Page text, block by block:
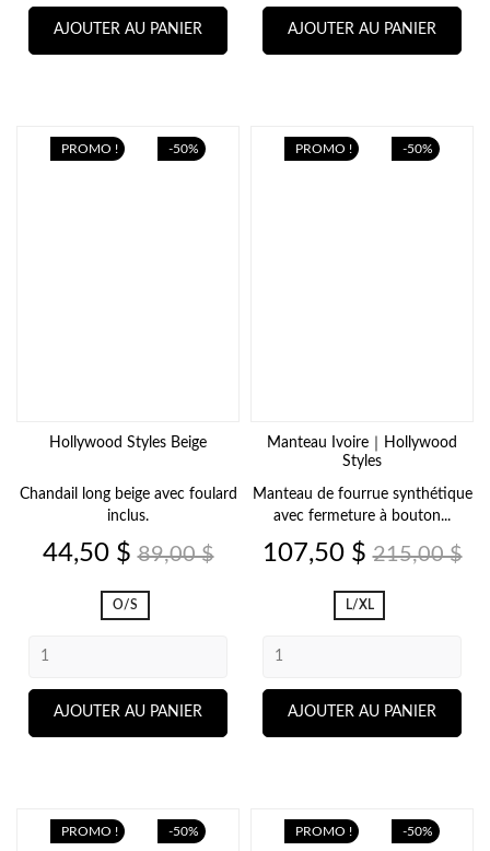
AJOUTER AU PANIER AJOUTER AU PANIER
Hollywood Styles Beige
Chandail long beige avec foulard
inclus.
Prix
44,50 $ Prix
base
89,00 $
O/S
AJOUTER AU PANIER
PROMO ! -50%
Manteau Ivoire｜Hollywood
Styles
Manteau de fourrue synthétique
avec fermeture à bouton...
Prix
107,50 $ Prix
base
215,00 $
L/XL
AJOUTER AU PANIER
PROMO ! -50%
PROMO ! -50% PROMO ! -50%